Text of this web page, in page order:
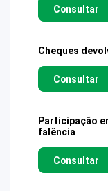
Consultar
Cheques
Consultar
Participação
falência
Consultar